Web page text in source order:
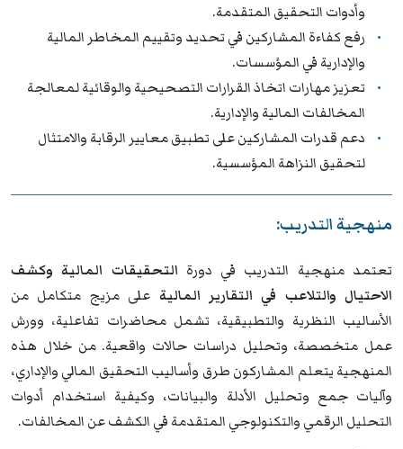
وأدوات التحقيق المتقدمة.
رفع كفاءة المشاركين في تحديد وتقييم المخاطر المالية
والإدارية في المؤسسات.
تعزيز مهارات اتخاذ القرارات التصحيحية والوقائية لمعالجة
المخالفات المالية والإدارية.
دعم قدرات المشاركين على تطبيق معايير الرقابة والامتثال
لتحقيق النزاهة المؤسسية.
منهجية التدريب:
تعتمد منهجية التدريب في دورة التحقيقات المالية وكشف
الاحتيال والتلاعب في التقارير المالية على مزيج متكامل من
الأساليب النظرية والتطبيقية، تشمل محاضرات تفاعلية، وورش
عمل متخصصة، وتحليل دراسات حالات واقعية. من خلال هذه
المنهجية يتعلم المشاركون طرق وأساليب التحقيق المالي والإداري،
وآليات جمع وتحليل الأدلة والبيانات، وكيفية استخدام أدوات
التحليل الرقمي والتكنولوجي المتقدمة في الكشف عن المخالفات.